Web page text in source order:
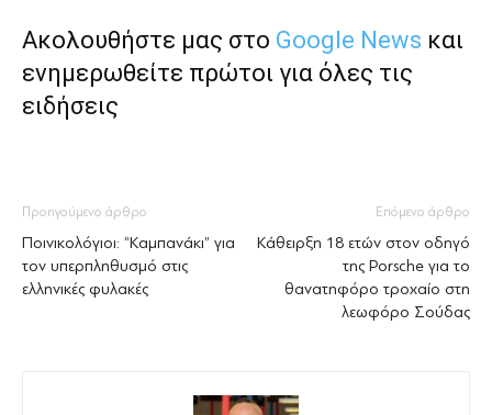
Ακολουθήστε μας στο Google News και
ενημερωθείτε πρώτοι για όλες τις
ειδήσεις
Προηγούμενο άρθρο
Ποινικολόγιοι: “Καμπανάκι” για
τον υπερπληθυσμό στις
ελληνικές φυλακές
Επόμενο άρθρο
Κάθειρξη 18 ετών στον οδηγό
της Porsche για το
θανατηφόρο τροχαίο στη
λεωφόρο Σούδας